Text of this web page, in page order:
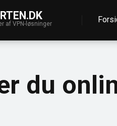
af VPN-løsninger
du